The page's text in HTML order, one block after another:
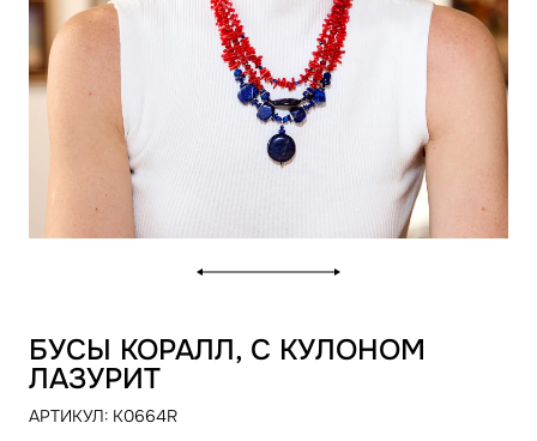
БУСЫ КОРАЛЛ, С КУЛОНОМ
ЛАЗУРИТ
АРТИКУЛ: K0664R